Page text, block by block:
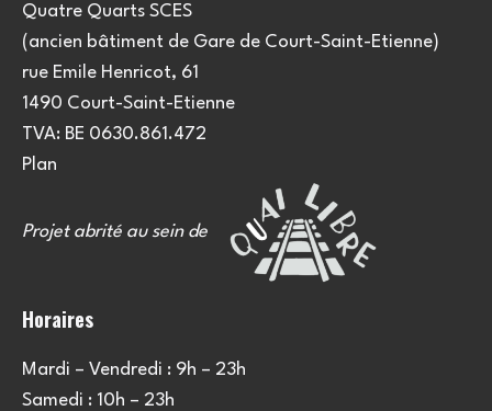
Quatre Quarts SCES
(ancien bâtiment de Gare de Court-Saint-Etienne)
rue Emile Henricot, 61
1490 Court-Saint-Etienne
TVA: BE 0630.861.472
Plan
Projet abrité au sein de
Horaires
Mardi – Vendredi : 9h – 23h
Samedi : 10h – 23h